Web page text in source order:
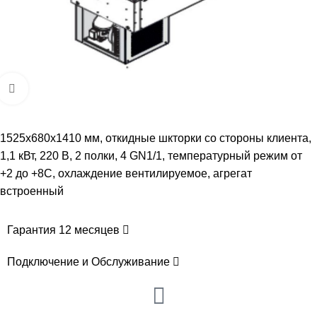
1525х680х1410 мм, откидные шкторки со стороны клиента,
1,1 кВт, 220 В, 2 полки, 4 GN1/1, температурный режим от
+2 до +8С, охлаждение вентилируемое, агрегат
встроенный
Гарантия 12 месяцев
Подключение и Обслуживание